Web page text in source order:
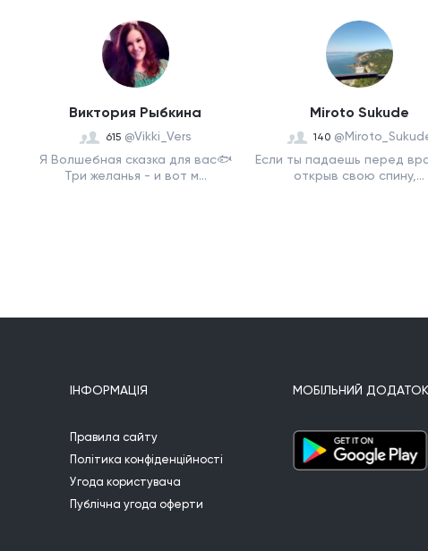
Виктория Рыбкина
615 @Vikki_Vers
Я Волшебная сказка для вас🐟
Три желанья - и вот м...
Miroto Sukude
140
Если ты падаешь перед
открыв свою спину,...
ІНФОРМАЦІЯ
Правила сайту
Політика конфіденційності
Угода користувача
Публічна угода оферти
МОБІЛЬНИЙ ДОДАТОК